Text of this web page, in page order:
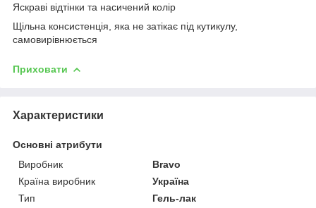
Яскраві відтінки та насичений колір
Щільна консистенція, яка не затікає під кутикулу,
самовирівнюється
Приховати
Характеристики
Основні атрибути
Виробник
Bravo
Країна виробник
Україна
Тип
Гель-лак